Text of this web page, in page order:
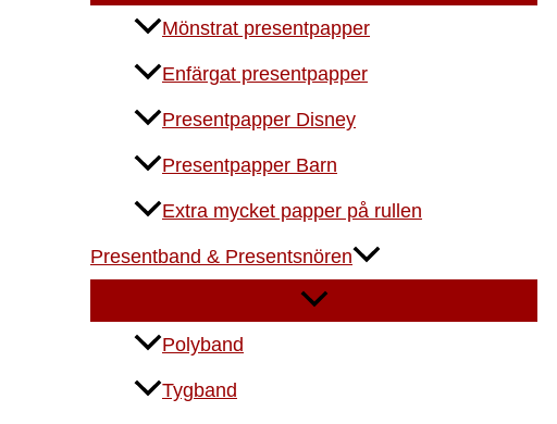
Mönstrat presentpapper
Enfärgat presentpapper
Presentpapper Disney
Presentpapper Barn
Extra mycket papper på rullen
Presentband & Presentsnören
Polyband
Tygband